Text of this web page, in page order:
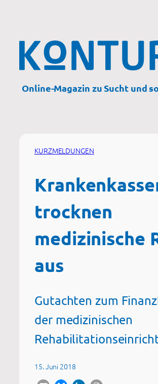
Online-Magazin zu Sucht und
KURZMELDUNGEN
trocknen
medizinische
aus
Gutachten zum
der medizinischen
15. Juni 2018